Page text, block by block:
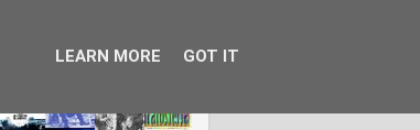
LEARN MORE GOT IT